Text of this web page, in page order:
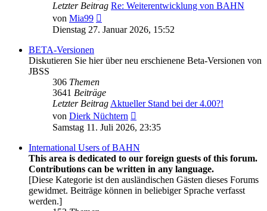
Letzter Beitrag Re: Weiterentwicklung von BAHN
von Mia99
Beitrag
Dienstag 27. Januar 2026, 15:52
BETA-Versionen
Diskutieren Sie hier über neu erschienene Beta-Versionen von
JBSS
306 Themen
3641 Beiträge
Letzter BeitragAktueller Stand bei der 4.00?!
von Dierk Nüchtern
Beitrag
Samstag 11. Juli 2026, 23:35
International Users of BAHN
This area is dedicated to our foreign guests of this forum.
Contributions can be written in any language.
[Diese Kategorie ist den ausländischen Gästen dieses Forums
gewidmet. Beiträge können in beliebiger Sprache verfasst
werden.]